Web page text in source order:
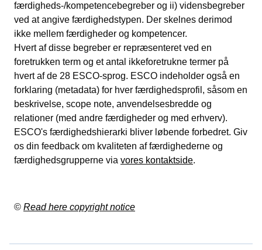
færdigheds-/kompetencebegreber og ii) vidensbegreber
ved at angive færdighedstypen. Der skelnes derimod
ikke mellem færdigheder og kompetencer.
Hvert af disse begreber er repræsenteret ved en
foretrukken term og et antal ikkeforetrukne termer på
hvert af de 28 ESCO-sprog. ESCO indeholder også en
forklaring (metadata) for hver færdighedsprofil, såsom en
beskrivelse, scope note, anvendelsesbredde og
relationer (med andre færdigheder og med erhverv).
ESCO's færdighedshierarki bliver løbende forbedret. Giv
os din feedback om kvaliteten af færdighederne og
færdighedsgrupperne via vores kontaktside.
© Read here copyright notice